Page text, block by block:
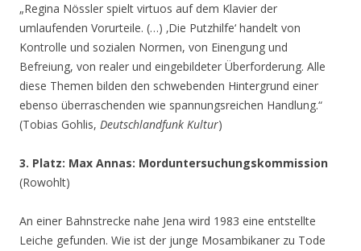
„Regina Nössler spielt virtuos auf dem Klavier der
umlaufenden Vorurteile. (…) ‚Die Putzhilfe‘ handelt von
Kontrolle und sozialen Normen, von Einengung und
Befreiung, von realer und eingebildeter Überforderung. Alle
diese Themen bilden den schwebenden Hintergrund einer
ebenso überraschenden wie spannungsreichen Handlung.“
(Tobias Gohlis, Deutschlandfunk Kultur)
3. Platz: Max Annas: Morduntersuchungskommission
(Rowohlt)
An einer Bahnstrecke nahe Jena wird 1983 eine entstellte
Leiche gefunden. Wie ist der junge Mosambikaner zu Tode